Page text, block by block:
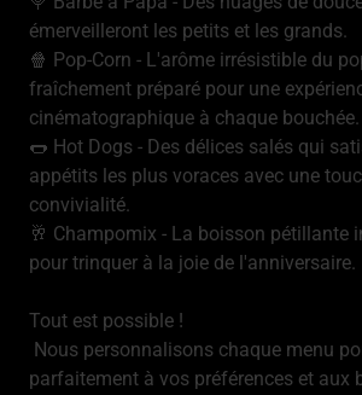
émerveilleront les petits et les grands.
🍿 Pop-Corn - L'arôme irrésistible du
fraîchement préparé pour une
cinématographique à chaque bouchée.
🌭 Hot Dogs - Des délices salés qui
appétits les plus voraces avec une
convivialité.
🥂 Champomix - La boisson pétillante
pour trinquer à la joie de l'anniversaire.
Tout est possible !
Nous personnalisons chaque menu
parfaitement à vos préférences et aux